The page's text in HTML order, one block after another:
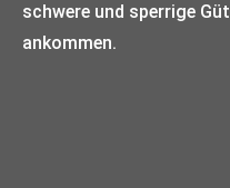
schwere und sperrige
ankommen.